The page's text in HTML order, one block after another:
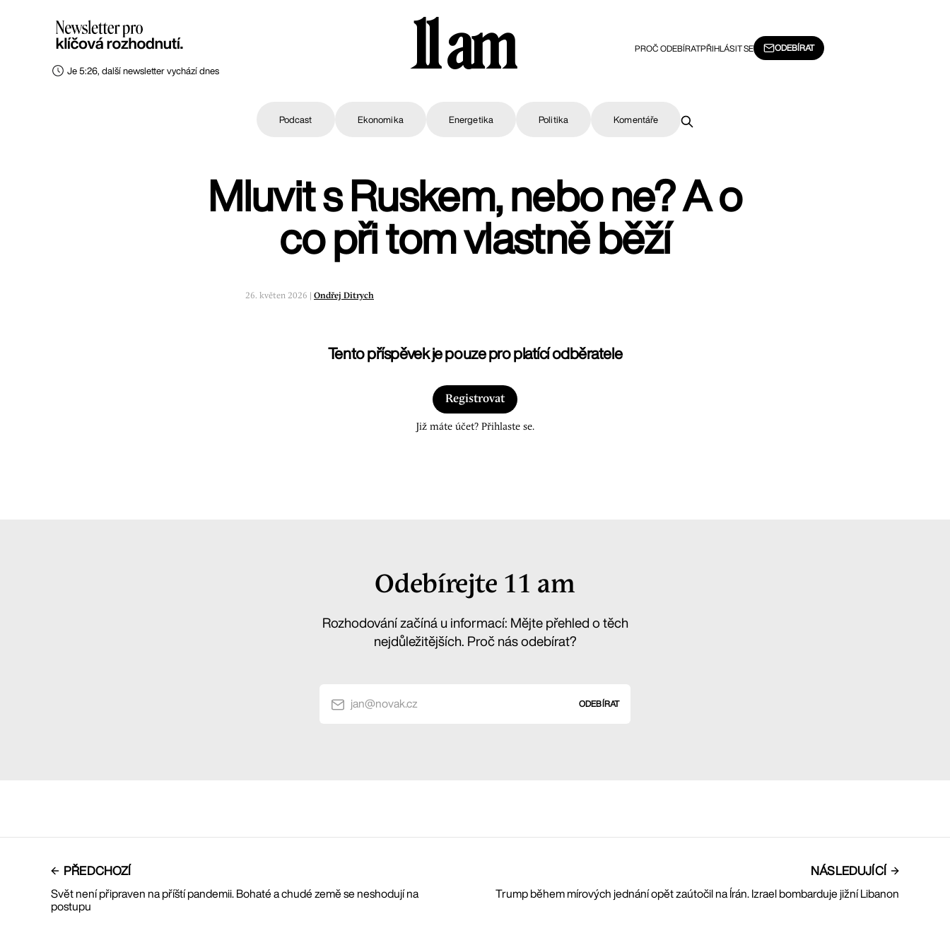
Je 5:26, další newsletter vychází dnes 11 am PROČ ODEBÍRATPŘIHLÁSIT SE ODEBÍRAT
Podcast Ekonomika Energetika Politika Komentáře
Mluvit s Ruskem, nebo ne? A o
co při tom vlastně běží
26. květen 2026 | Ondřej Ditrych
Tento příspěvek je pouze pro platící odběratele
Registrovat
Již máte účet? Přihlaste se.
Odebírejte 11 am
Rozhodování začíná u informací: Mějte přehled o těch
nejdůležitějších. Proč nás odebírat?
jan@novak.cz ODEBÍRAT
PŘEDCHOZÍ
Svět není připraven na příští pandemii. Bohaté a chudé země se neshodují na
postupu
NÁSLEDUJÍCÍ
Trump během mírových jednání opět zaútočil na Írán. Izrael bombarduje jižní Libanon